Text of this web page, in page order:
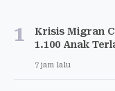
1
Krisis Migran
1.100 Anak
7 jam lalu